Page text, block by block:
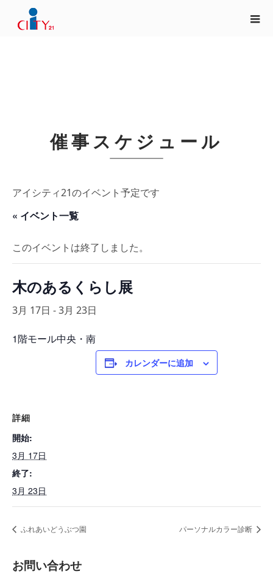
催事スケジュール
アイシティ21のイベント予定です
« イベント一覧
このイベントは終了しました。
木のあるくらし展
3月 17日 -3月 23日
1階モール中央・南
カレンダーに追加
詳細
開始:
3月 17日
終了:
3月 23日
ふれあいどうぶつ園 パーソナルカラー診断
お問い合わせ